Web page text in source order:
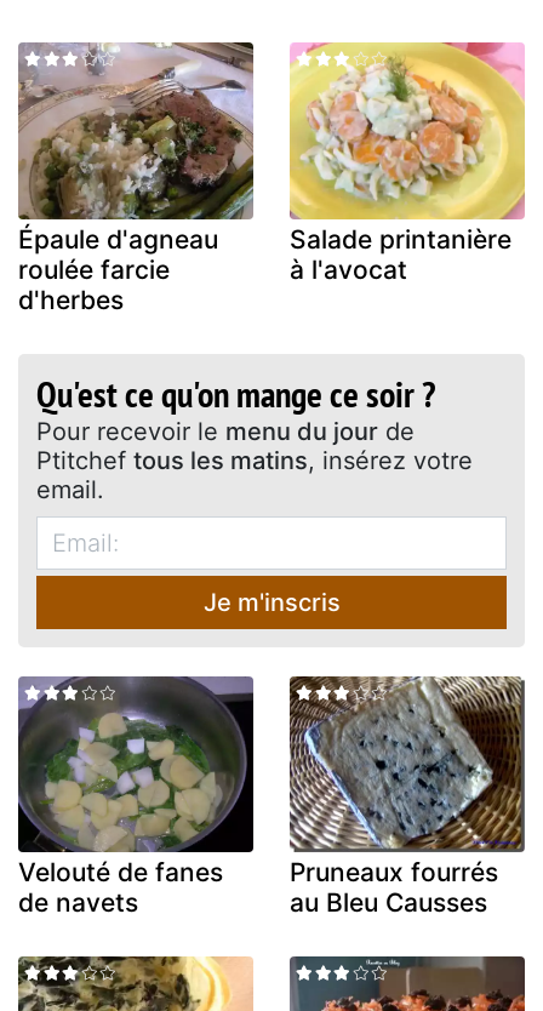
Épaule d'agneau
roulée farcie
d'herbes
Salade printanière
à l'avocat
Qu'est ce qu'on mange ce soir ?
Pour recevoir le menu du jour de
Ptitchef tous les matins, insérez votre
email.
Je m'inscris
Velouté de fanes
de navets
Pruneaux fourrés
au Bleu Causses